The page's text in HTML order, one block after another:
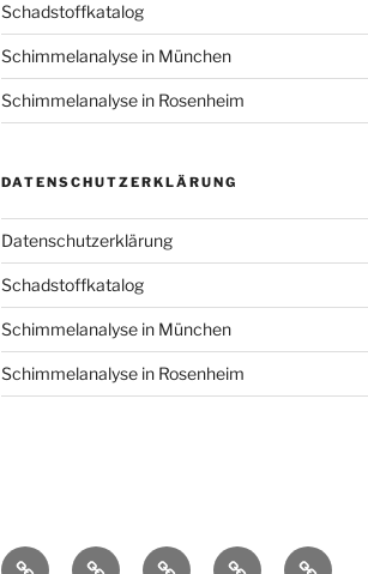
Schadstoffkatalog
Schimmelanalyse in München
Schimmelanalyse in Rosenheim
DATENSCHUTZERKLÄRUNG
Datenschutzerklärung
Schadstoffkatalog
Schimmelanalyse in München
Schimmelanalyse in Rosenheim
Knowledge
Vielen Schimmelanalyse